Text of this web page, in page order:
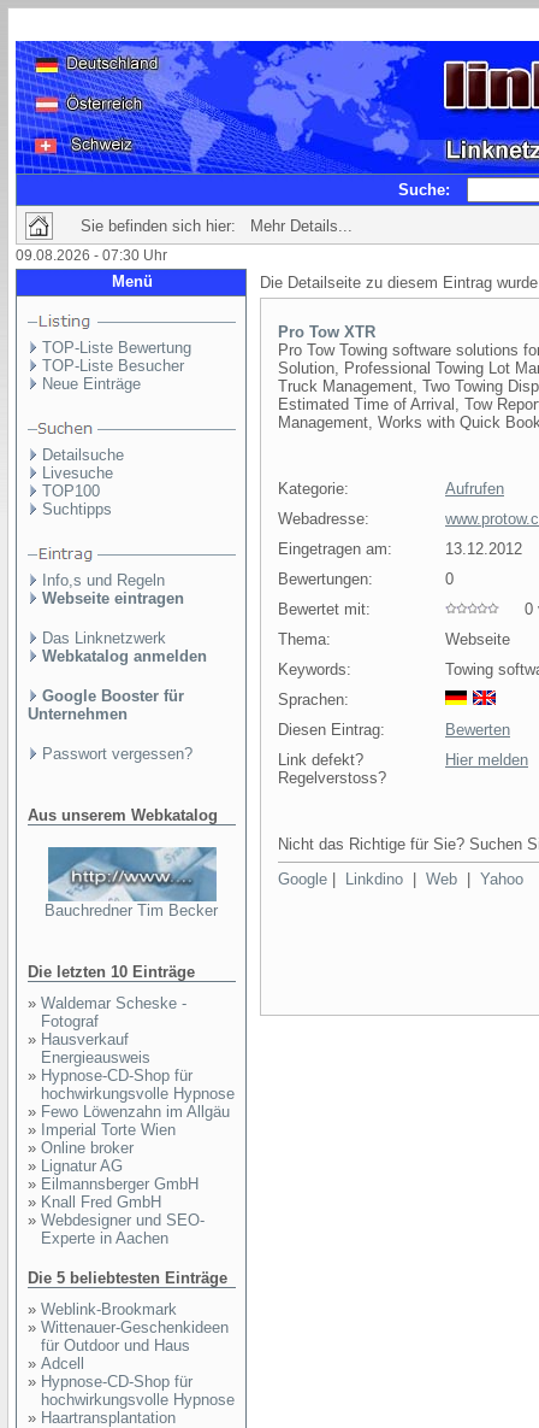
Suche:
Sie befinden sich hier: Mehr Details...
09.08.2026 - 07:30 Uhr
Menü
TOP-Liste Bewertung
TOP-Liste Besucher
Neue Einträge
Detailsuche
Livesuche
TOP100
Suchtipps
Info,s und Regeln
Webseite eintragen
Das Linknetzwerk
Webkatalog anmelden
Google Booster für
Unternehmen
Passwort vergessen?
Aus unserem Webkatalog
Bauchredner Tim Becker
Die letzten 10 Einträge
» Waldemar Scheske -
Fotograf
» Hausverkauf
Energieausweis
» Hypnose-CD-Shop für
hochwirkungsvolle Hypnose
» Fewo Löwenzahn im Allgäu
» Imperial Torte Wien
» Online broker
» Lignatur AG
» Eilmannsberger GmbH
» Knall Fred GmbH
» Webdesigner und SEO-
Experte in Aachen
Die 5 beliebtesten Einträge
» Weblink-Brookmark
» Wittenauer-Geschenkideen
für Outdoor und Haus
» Adcell
» Hypnose-CD-Shop für
hochwirkungsvolle Hypnose
» Haartransplantation
Die Detailseite zu diesem Eintrag
Pro Tow XTR
Pro Tow Towing software solutions
Solution, Professional Towing Lot
Truck Management, Two Towing
Estimated Time of Arrival, Tow
Management, Works with Quick
Kategorie:
Aufrufen
Webadresse:
Eingetragen am:
13.12.2012
Bewertungen:
0
Bewertet mit:
0
Thema:
Webseite
Keywords:
Towing
Sprachen:
Diesen Eintrag:
Bewerten
Link defekt?
Regelverstoss?
Hier melden
Nicht das Richtige für Sie? Suchen
Google
Linkdino Web Yahoo